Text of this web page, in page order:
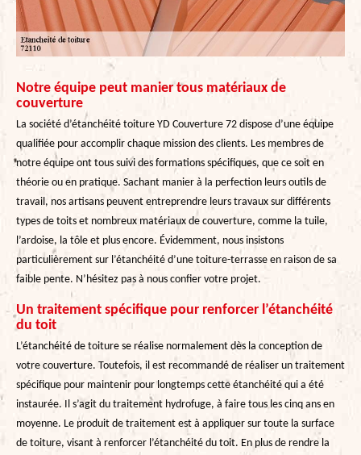
Notre équipe peut manier tous matériaux de
couverture
La société d’étanchéité toiture YD Couverture 72 dispose d’une équipe
qualifiée pour accomplir chaque mission des clients. Les membres de
notre équipe ont tous suivi des formations spécifiques, que ce soit en
théorie ou en pratique. Sachant manier à la perfection leurs outils de
travail, nos artisans peuvent entreprendre leurs travaux sur différents
types de toits et nombreux matériaux de couverture, comme la tuile,
l’ardoise, la tôle et plus encore. Évidemment, nous insistons
particulièrement sur l’étanchéité d’une toiture-terrasse en raison de sa
faible pente. N’hésitez pas à nous confier votre projet.
Un traitement spécifique pour renforcer l’étanchéité
du toit
L’étanchéité de toiture se réalise normalement dès la conception de
votre couverture. Toutefois, il est recommandé de réaliser un traitement
spécifique pour maintenir pour longtemps cette étanchéité qui a été
instaurée. Il s’agit du traitement hydrofuge, à faire tous les cinq ans en
moyenne. Le produit de traitement est à appliquer sur toute la surface
de toiture, visant à renforcer l’étanchéité du toit. En plus de rendre la